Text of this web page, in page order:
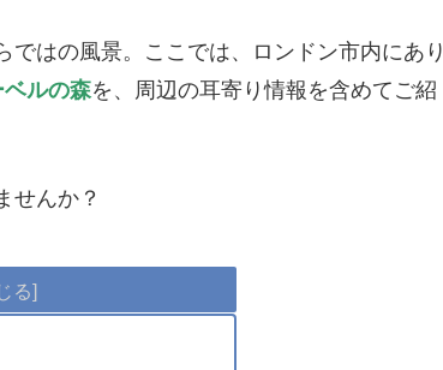
はの風景。ここでは、ロンドン市内にあり
ルの森を、周辺の耳寄り情報を含めてご紹
せんか？